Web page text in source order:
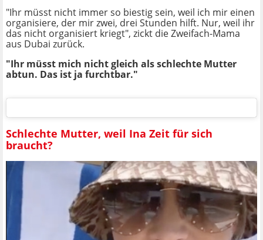
"Ihr müsst nicht immer so biestig sein, weil ich mir einen
organisiere, der mir zwei, drei Stunden hilft. Nur, weil ihr
das nicht organisiert kriegt", zickt die Zweifach-Mama
aus Dubai zurück.
"Ihr müsst mich nicht gleich als schlechte Mutter
abtun. Das ist ja furchtbar."
Schlechte Mutter, weil Ina Zeit für sich
braucht?